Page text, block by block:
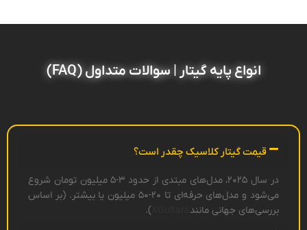
انواع پایه گیتار | سوالات متداول (FAQ)
قیمت گیتار کلاسیک چقدر است؟
در سال ۲۰۲۵، مدل‌های مبتدی از حدود ۳-۵ میلیون تومان شروع
می‌شود و مدل‌های حرفه‌ای تا ۲۰-۵۰ میلیون یا بیشتر. (بر اساس
بررسی‌های جهانی مانند
).